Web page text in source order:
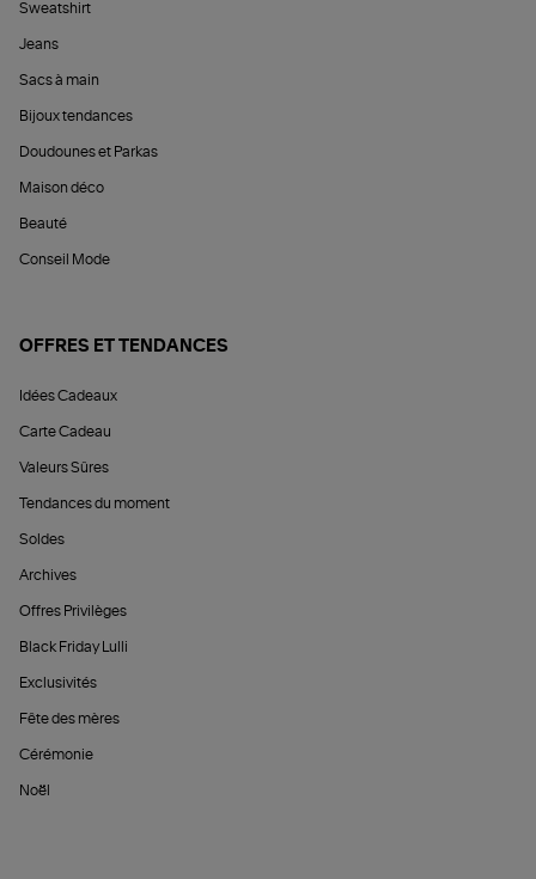
Sweatshirt
Jeans
Sacs à main
Bijoux tendances
Doudounes et Parkas
Maison déco
Beauté
Conseil Mode
OFFRES ET TENDANCES
Idées Cadeaux
Carte Cadeau
Valeurs Sûres
Tendances du moment
Soldes
Archives
Offres Privilèges
Black Friday Lulli
Exclusivités
Fête des mères
Cérémonie
Noël